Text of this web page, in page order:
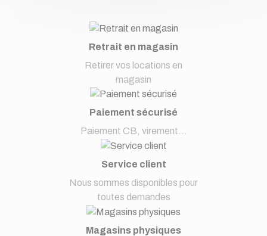
Retrait en magasin
Retirer vos locations en
magasin
Paiement sécurisé
Paiement CB, virement...
Service client
Nous sommes disponibles pour
toutes demandes
Magasins physiques